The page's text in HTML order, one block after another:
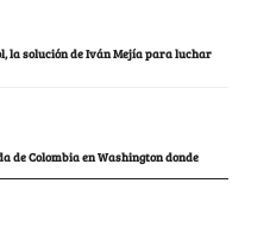
la solución de Iván Mejía para luchar
de Colombia en Washington donde